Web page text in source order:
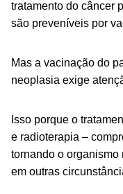
tratamento do câncer
são preveníveis por
Mas a vacinação do
neoplasia exige
Isso porque o
e radioterapia –
tornando o
em outras